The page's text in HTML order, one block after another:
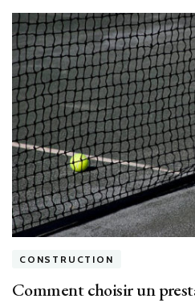
poreux
à
Cannes
?
CONSTRUCTION
Comment choisir un